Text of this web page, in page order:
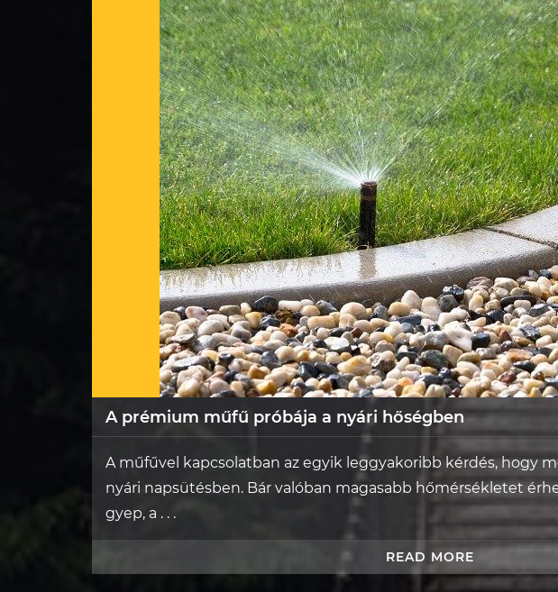
A prémium műfű próbája a nyári hőségben
A műfűvel kapcsolatban az egyik leggyakoribb kérdés, hogy
nyári napsütésben. Bár valóban magasabb hőmérsékletet
gyep, a . . .
READ MORE